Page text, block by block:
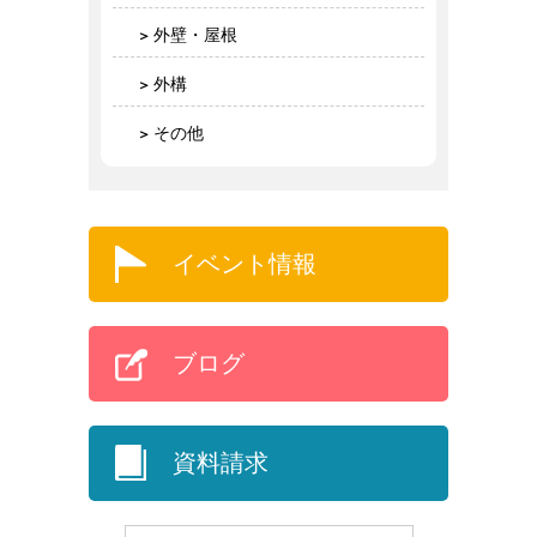
外壁・屋根
外構
その他
イベント情報
ブログ
資料請求